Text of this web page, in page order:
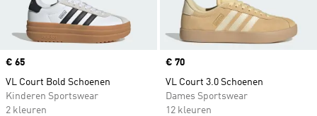
Price
€ 65
VL Court Bold Schoenen
Kinderen Sportswear
2 kleuren
Price
€ 70
VL Court 3.0 Schoenen
Dames Sportswear
12 kleuren